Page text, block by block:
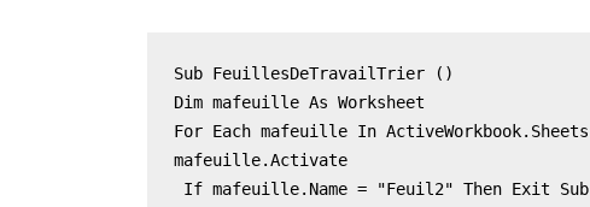
Sub FeuillesDeTravailTrier ()
Dim mafeuille As Worksheet
For Each mafeuille In ActiveWorkbook.Sheets
mafeuille.Activate
If mafeuille.Name = "Feuil2" Then Exit Sub